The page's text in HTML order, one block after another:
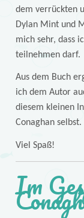
dem verrückten
Dylan Mint und
mich sehr, dass
teilnehmen darf.
Aus dem Buch
ich dem Autor
diesem kleinen
Conaghan selbst.
Viel Spaß!
Im